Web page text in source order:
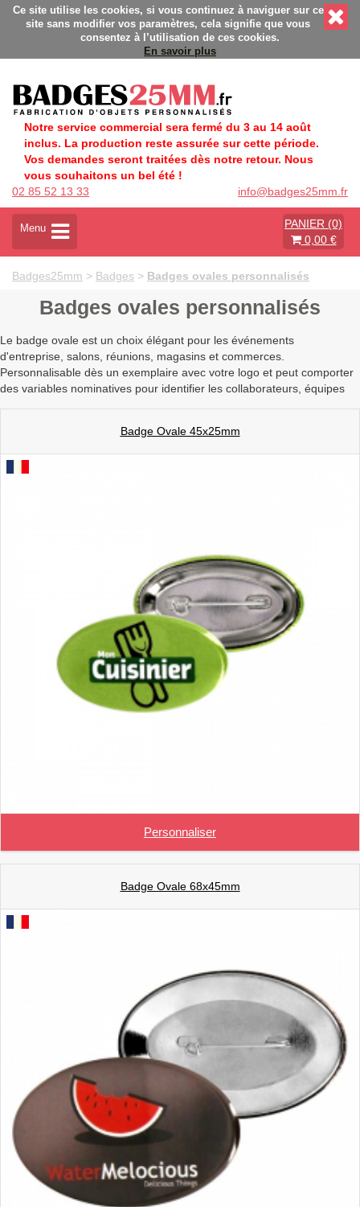
personnalisés - Fabrication Française éco-responsable -
Ce site utilise les cookies, si vous continuez à naviguer sur ce
site sans modifier vos paramètres, cela signifie que vous
consentez à l’utilisation de ces cookies.
En savoir plus
Notre service commercial sera fermé du 3 au 14 août
inclus. La production reste assurée sur cette période.
Vos demandes seront traitées dès notre retour. Nous
vous souhaitons un bel été !
02 85 52 13 33
info@badges25mm.fr
A
t
v
a
n
a
v
i
o
Menu
PANIER (0)
0,00 €
Badges25mm > Badges > Badges ovales personnalisés
Badges ovales personnalisés
Le badge ovale est un choix élégant pour les événements
d'entreprise, salons, réunions, magasins et commerces.
Personnalisable dès un exemplaire avec votre logo et peut comporter
des variables nominatives pour identifier les collaborateurs, équipes
Badge Ovale 45x25mm
Personnaliser
Badge Ovale 68x45mm